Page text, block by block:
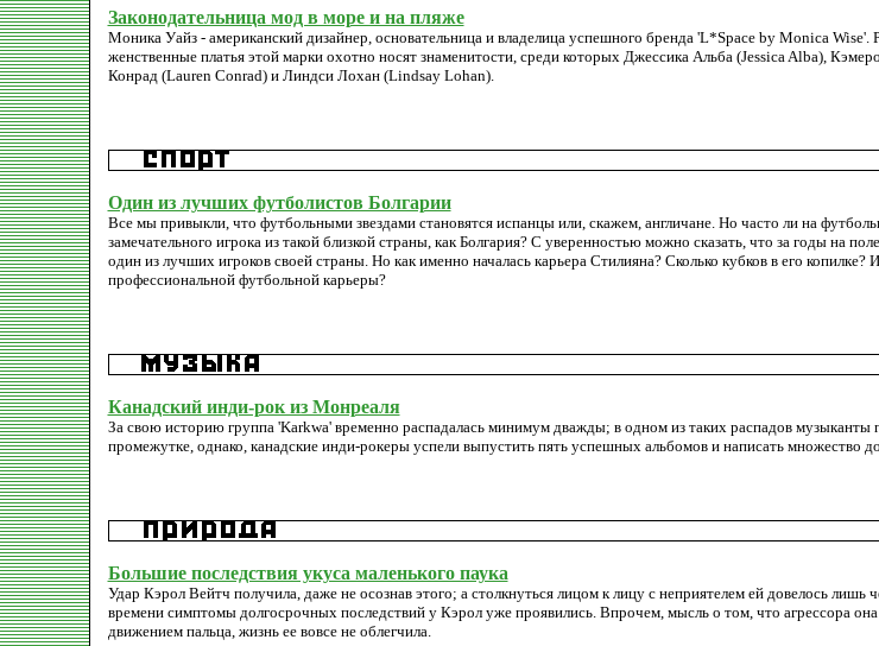
Законодательница мод в море и на пляже
Моника Уайз - американский дизайнер, основательница и владелица успешного бренда 'L*Space by Monica Wise'.
женственные платья этой марки охотно носят знаменитости, среди которых Джессика Альба (Jessica Alba),
Конрад (Lauren Conrad) и Линдси Лохан (Lindsay Lohan).
Один из лучших футболистов Болгарии
Все мы привыкли, что футбольными звездами становятся испанцы или, скажем, англичане. Но часто ли на
замечательного игрока из такой близкой страны, как Болгария? С уверенностью можно сказать, что за годы на
один из лучших игроков своей страны. Но как именно началась карьера Стилияна? Сколько кубков в его копилке?
профессиональной футбольной карьеры?
Канадский инди-рок из Монреаля
За свою историю группа 'Karkwa' временно распадалась минимум дважды; в одном из таких распадов музыканты
промежутке, однако, канадские инди-рокеры успели выпустить пять успешных альбомов и написать множество
Большие последствия укуса маленького паука
Удар Кэрол Вейтч получила, даже не осознав этого; а столкнуться лицом к лицу с неприятелем ей довелось лишь
времени симптомы долгосрочных последствий у Кэрол уже проявились. Впрочем, мысль о том, что агрессора
движением пальца, жизнь ее вовсе не облегчила.